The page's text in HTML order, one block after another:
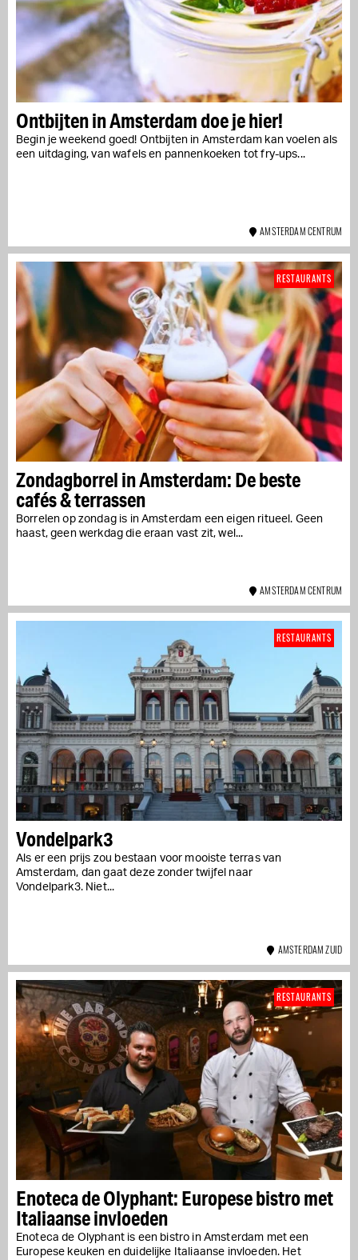
Ontbijten in Amsterdam doe je hier!
Begin je weekend goed! Ontbijten in Amsterdam kan voelen als
een uitdaging, van wafels en pannenkoeken tot fry-ups...
AMSTERDAM CENTRUM
Zondagborrel in Amsterdam: De beste
cafés & terrassen
Borrelen op zondag is in Amsterdam een eigen ritueel. Geen
haast, geen werkdag die eraan vast zit, wel...
RESTAURANTS
AMSTERDAM CENTRUM
Vondelpark3
Als er een prijs zou bestaan voor mooiste terras van
Amsterdam, dan gaat deze zonder twijfel naar
Vondelpark3. Niet...
RESTAURANTS
AMSTERDAM ZUID
Enoteca de Olyphant: Europese bistro met
Italiaanse invloeden
Enoteca de Olyphant is een bistro in Amsterdam met een
Europese keuken en duidelijke Italiaanse invloeden. Het
RESTAURANTS